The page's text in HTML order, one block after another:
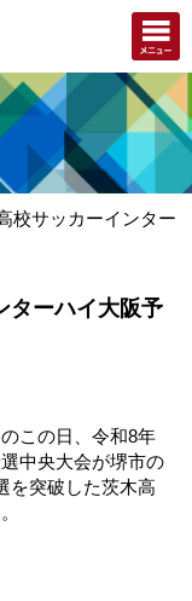
校サッカーインター
ターハイ大阪予
この日、令和8年
中央大会が堺市の
を突破した茨木高